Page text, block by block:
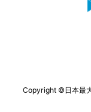
Copyright ©日本最